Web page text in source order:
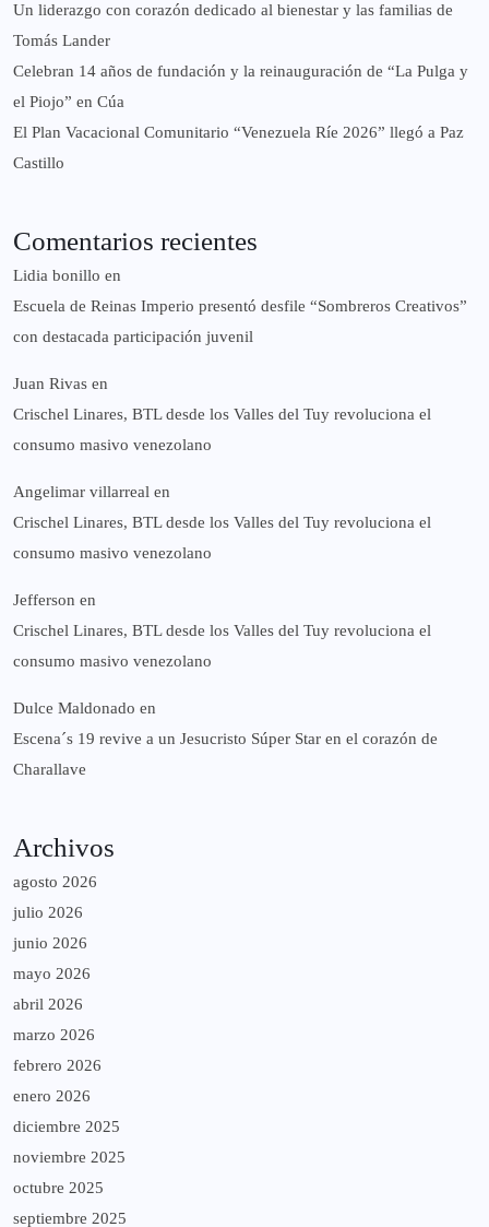
Un liderazgo con corazón dedicado al bienestar y las familias de
Tomás Lander
Celebran 14 años de fundación y la reinauguración de “La Pulga y
el Piojo” en Cúa
El Plan Vacacional Comunitario “Venezuela Ríe 2026” llegó a Paz
Castillo​
Comentarios recientes
Lidia bonillo en
Escuela de Reinas Imperio presentó desfile “Sombreros Creativos”
con destacada participación juvenil
Juan Rivas en
Crischel Linares, BTL desde los Valles del Tuy revoluciona el
consumo masivo venezolano
Angelimar villarreal en
Crischel Linares, BTL desde los Valles del Tuy revoluciona el
consumo masivo venezolano
Jefferson en
Crischel Linares, BTL desde los Valles del Tuy revoluciona el
consumo masivo venezolano
Dulce Maldonado en
Escena´s 19 revive a un Jesucristo Súper Star en el corazón de
Charallave
Archivos
agosto 2026
julio 2026
junio 2026
mayo 2026
abril 2026
marzo 2026
febrero 2026
enero 2026
diciembre 2025
noviembre 2025
octubre 2025
septiembre 2025